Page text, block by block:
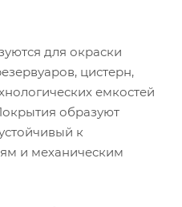
для окраски
цистерн,
емкостей
образуют
к
и механическим